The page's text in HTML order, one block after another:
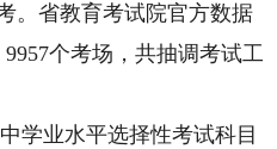
。省教育考试院官方数据
个考场，共抽调考试工
学业水平选择性考试科目